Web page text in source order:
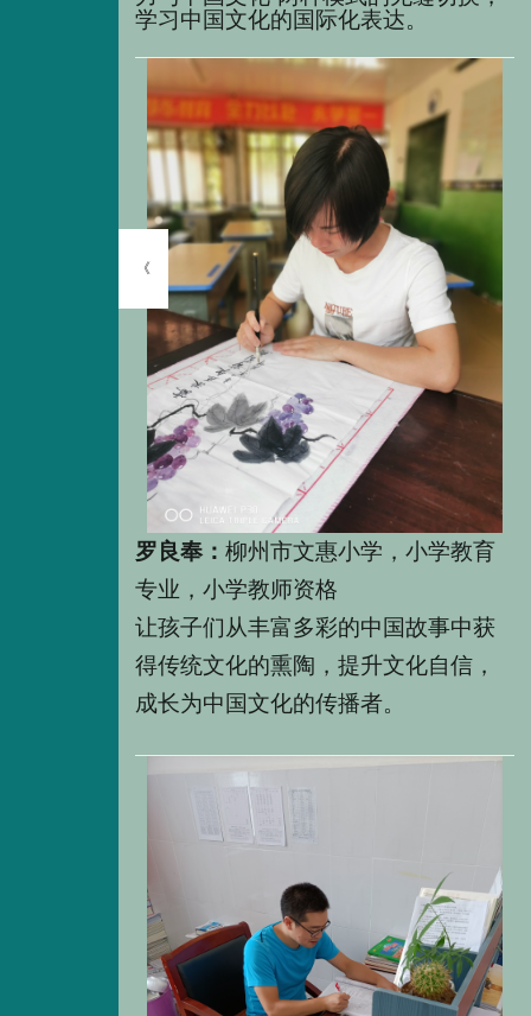
《
学习中国文化的国际化表达。
罗良奉： 柳州市文惠小学 ，小学教育
专业，小学教师资格
让孩子们从丰富多彩的中国故事中获
得传统文化的熏陶，提升文化自信，
成长为中国文化的传播者。